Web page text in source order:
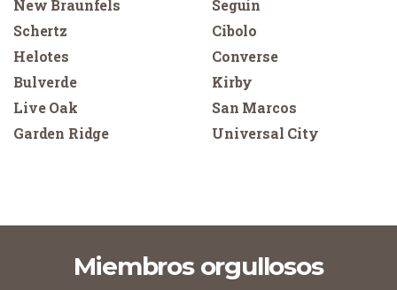
New Braunfels
Seguin
Schertz
Cibolo
Helotes
Converse
Bulverde
Kirby
Live Oak
San Marcos
Garden Ridge
Universal City
Miembros orgullosos